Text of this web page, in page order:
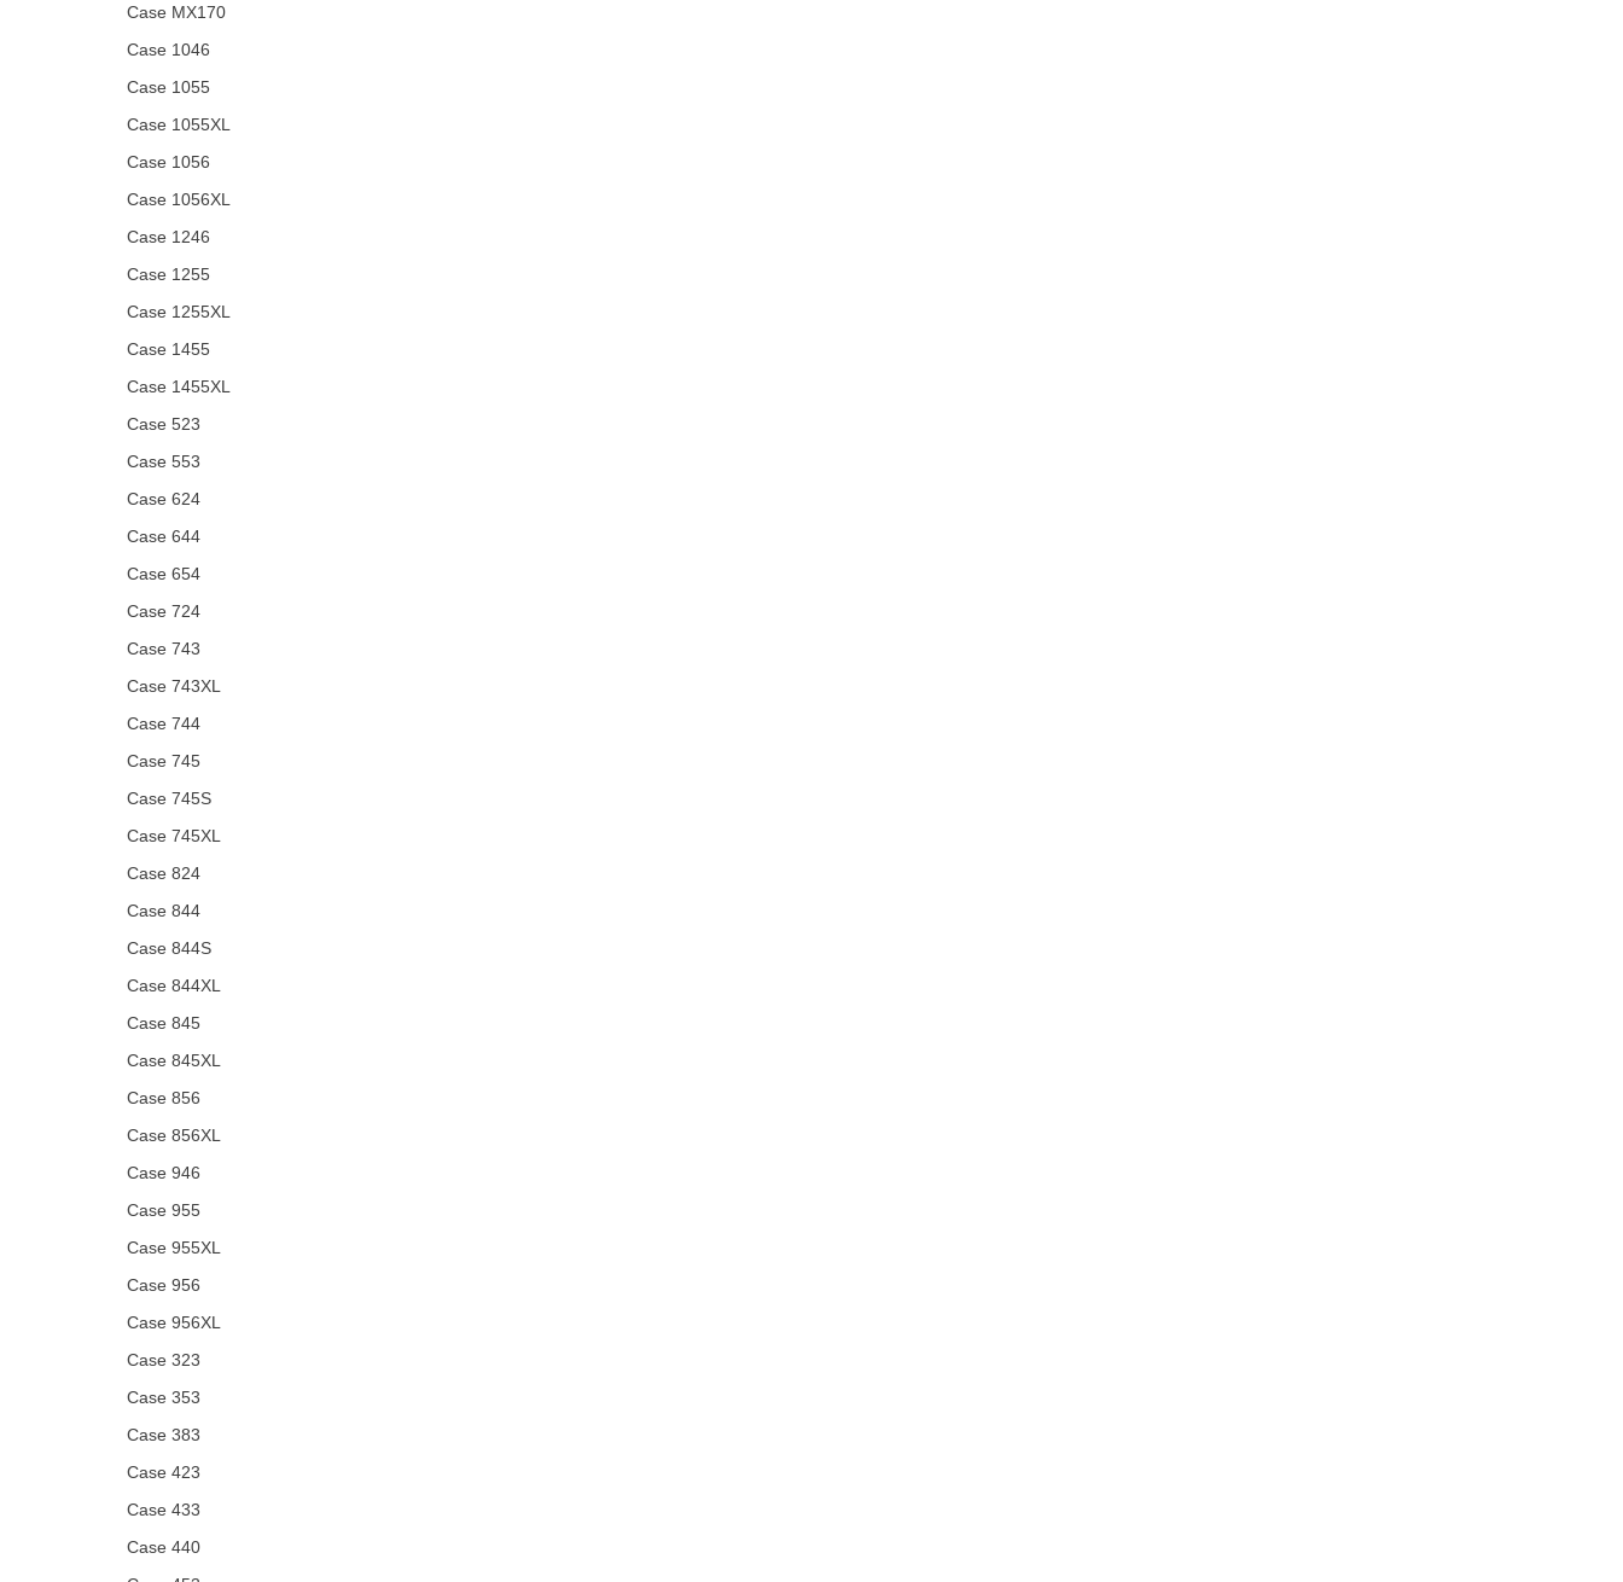
Case MX170
Case 1046
Case 1055
Case 1055XL
Case 1056
Case 1056XL
Case 1246
Case 1255
Case 1255XL
Case 1455
Case 1455XL
Case 523
Case 553
Case 624
Case 644
Case 654
Case 724
Case 743
Case 743XL
Case 744
Case 745
Case 745S
Case 745XL
Case 824
Case 844
Case 844S
Case 844XL
Case 845
Case 845XL
Case 856
Case 856XL
Case 946
Case 955
Case 955XL
Case 956
Case 956XL
Case 323
Case 353
Case 383
Case 423
Case 433
Case 440